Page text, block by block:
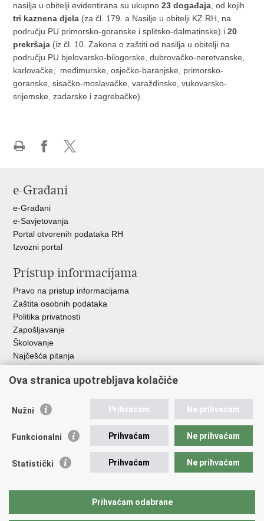
nasilja u obitelji evidentirana su ukupno 23 događaja , od kojih
tri kaznena djela (za čl. 179. a Nasilje u obitelji KZ RH, na
području PU primorsko-goranske i splitsko-dalmatinske) i20
prekršaja (iz čl. 10. Zakona o zaštiti od nasilja u obitelji na
području PU bjelovarsko-bilogorske, dubrovačko-neretvanske,
karlovačke, međimurske, osječko-baranjske, primorsko-
goranske, sisačko-moslavačke, varaždinske, vukovarsko-
srijemske, zadarske i zagrebačke).
Facebooku
X-
e-Građani
e-Građani
e-Savjetovanja
Portal otvorenih podataka RH
Izvozni portal
Pristup informacijama
Pravo na pristup informacijama
Zaštita osobnih podataka
Politika privatnosti
Zapošljavanje
Školovanje
Najčešća pitanja
Važne poveznice
EMN Nacionalna kontaktna točka za Republiku Hrvatsku
Policijska akademija
Zaklada policijske solidarnosti
Udruge
Ova stranica upotrebljava kolačiće
Nužni Prihvaćam Ne prihvaćam
Funkcionalni Prihvaćam Ne prihvaćam
Statistički Prihvaćam Ne prihvaćam
Prihvaćam odabrane